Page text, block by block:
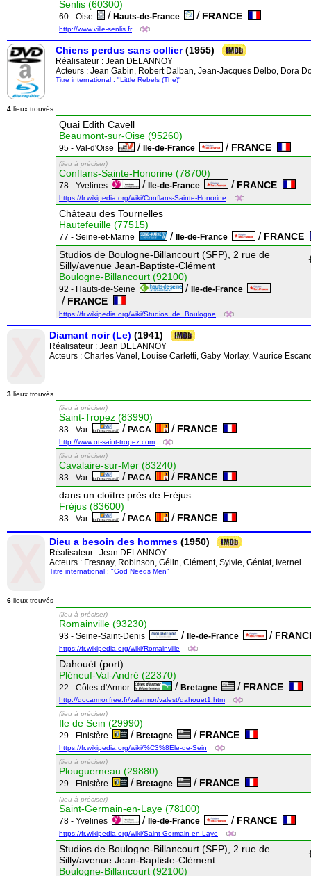
Senlis (60300)
60 - Oise /Hauts-de-France / FRANCE
http://www.ville-senlis.fr
Chiens perdus sans collier(1955)
Réalisateur : Jean DELANNOY
Acteurs : Jean Gabin, Robert Dalban, Jean-Jacques Delbo, Dora
Titre international : "Little Rebels (The)"
4 lieux trouvés
Quai Edith Cavell
Beaumont-sur-Oise (95260)
95 - Val-d'Oise / Ile-de-France / FRANCE
(lieu à préciser)
Conflans-Sainte-Honorine (78700)
78 - Yvelines / Ile-de-France / FRANCE
https://fr.wikipedia.org/wiki/Conflans-Sainte-Honorine
Château des Tournelles
Hautefeuille (77515)
77 - Seine-et-Marne / Ile-de-France / FRANCE
Studios de Boulogne-Billancourt (SFP), 2 rue de
Silly/avenue Jean-Baptiste-Clément
Boulogne-Billancourt (92100)
92 - Hauts-de-Seine / Ile-de-France
/ FRANCE
https://fr.wikipedia.org/wiki/Studios_de_Boulogne
Diamant noir (Le) (1941)
Réalisateur : Jean DELANNOY
Acteurs : Charles Vanel, Louise Carletti, Gaby Morlay, Maurice
3 lieux trouvés
(lieu à préciser)
Saint-Tropez (83990)
83 - Var / PACA / FRANCE
http://www.ot-saint-tropez.com
(lieu à préciser)
Cavalaire-sur-Mer (83240)
83 - Var / PACA / FRANCE
dans un cloître près de Fréjus
Fréjus (83600)
83 - Var / PACA / FRANCE
Dieu a besoin des hommes (1950)
Réalisateur : Jean DELANNOY
Acteurs : Fresnay, Robinson, Gélin, Clément, Sylvie, Géniat, Ivernel
Titre international : "God Needs Men"
6 lieux trouvés
(lieu à préciser)
Romainville (93230)
93 - Seine-Saint-Denis / Ile-de-France /
https://fr.wikipedia.org/wiki/Romainville
Dahouët (port)
Pléneuf-Val-André (22370)
22 - Côtes-d'Armor / Bretagne / FRANCE
http://docarmor.free.fr/valarmor/valest/dahouet1.htm
(lieu à préciser)
Ile de Sein (29990)
29 - Finistère / Bretagne / FRANCE
https://fr.wikipedia.org/wiki/%C3%8Ele-de-Sein
(lieu à préciser)
Plouguerneau (29880)
29 - Finistère / Bretagne / FRANCE
(lieu à préciser)
Saint-Germain-en-Laye (78100)
78 - Yvelines / Ile-de-France / FRANCE
https://fr.wikipedia.org/wiki/Saint-Germain-en-Laye
Studios de Boulogne-Billancourt (SFP), 2 rue de
Silly/avenue Jean-Baptiste-Clément
Boulogne-Billancourt (92100)